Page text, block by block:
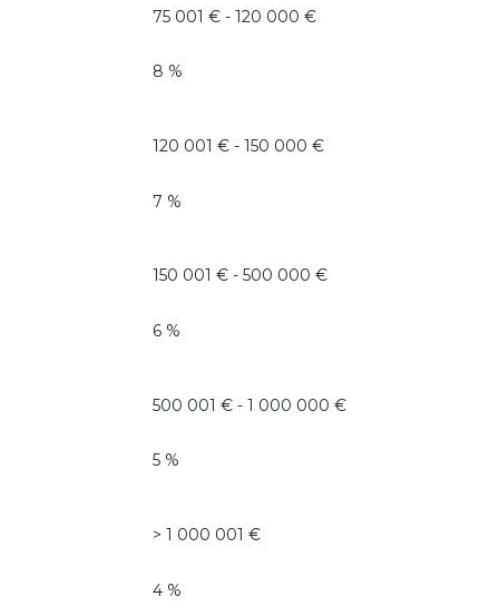
75 001 € - 120 000 €
8 %
120 001 € - 150 000 €
7 %
150 001 € - 500 000 €
6 %
500 001 € - 1 000 000 €
5 %
> 1 000 001 €
4 %